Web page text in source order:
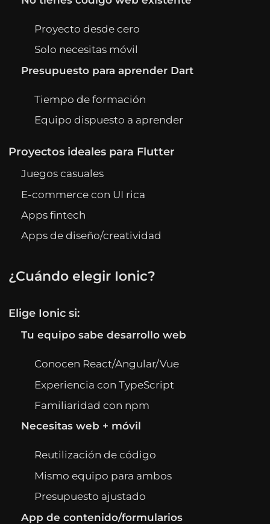
Proyecto desde cero
Solo necesitas móvil
Presupuesto para aprender Dart
Tiempo de formación
Equipo dispuesto a aprender
Proyectos ideales para Flutter
Juegos casuales
E-commerce con UI rica
Apps fintech
Apps de diseño/creatividad
¿Cuándo elegir Ionic?
Elige Ionic si:
Tu equipo sabe desarrollo web
Conocen React/Angular/Vue
Experiencia con TypeScript
Familiaridad con npm
Necesitas web + móvil
Reutilización de código
Mismo equipo para ambos
Presupuesto ajustado
App de contenido/formularios